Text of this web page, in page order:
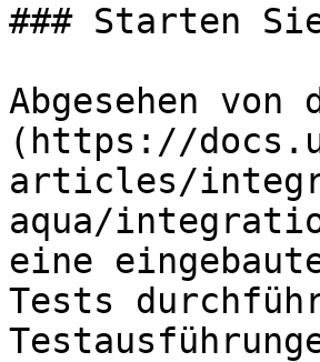
### Starten
Abgesehen
(https://
articles/
aqua/
eine
Tests